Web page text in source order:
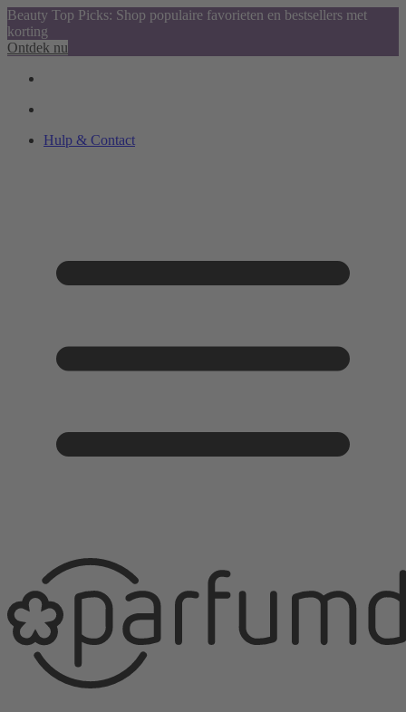
Beauty Top Picks: Shop populaire favorieten en bestsellers met
korting
Ontdek nu
Hulp & Contact